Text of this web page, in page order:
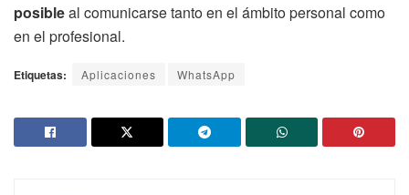
posibleal comunicarse tanto en el ámbito personal como
en el profesional.
Etiquetas: Aplicaciones WhatsApp